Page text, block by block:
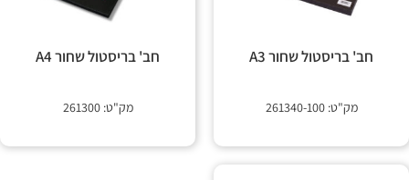
חב' בריסטול שחור A3
מק"ט: 261340-100
חב' בריסטול שחור A4
מק"ט: 261300